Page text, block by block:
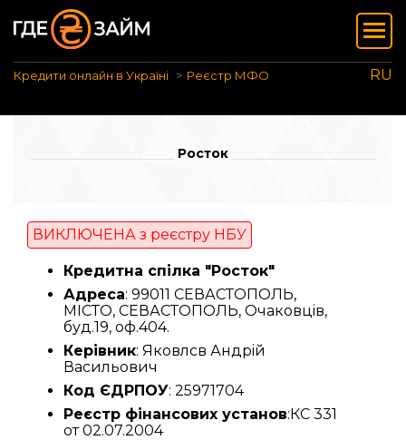
Кредити онлайн в Україні Реєстр МФО RU
Росток
ВИКЛЮЧЕНА з реєстру НБУ
Кредитна спілка "Росток"
Адреса: 99011 СЕВАСТОПОЛЬ,
МІСТО, СЕВАСТОПОЛЬ, Очаковцiв,
буд.19, оф.404.
Керівник: Яковлсв Андрiй
Васильович
Код ЄДРПОУ: 25971704
Реєстр фінансових установ:КС 331
от 02.07.2004